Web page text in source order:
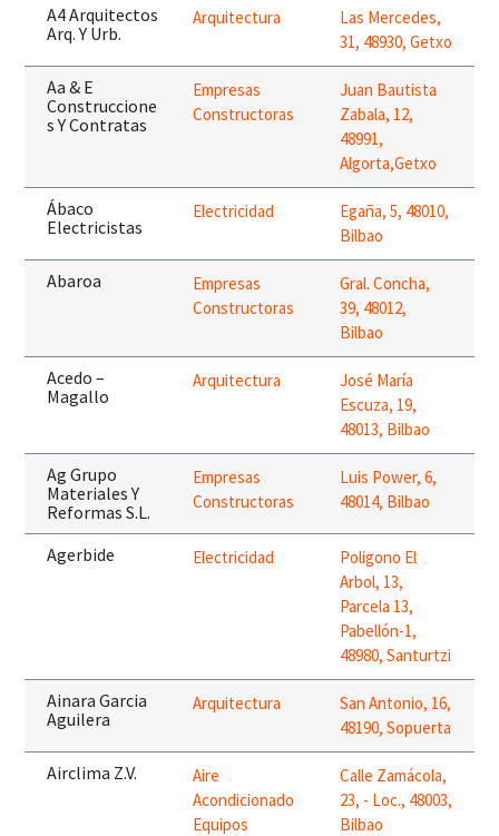
A4 Arquitectos
Arq. Y Urb.
Arquitectura
Las Mercedes,
31, 48930, Getxo
Aa & E
Construccione
s Y Contratas
Empresas
Constructoras
Juan Bautista
Zabala, 12,
48991,
Algorta,Getxo
Ábaco
Electricistas
Electricidad
Egaña, 5, 48010,
Bilbao
Abaroa
Empresas
Constructoras
Gral. Concha,
39, 48012,
Bilbao
Acedo –
Magallo
Arquitectura
José María
Escuza, 19,
48013, Bilbao
Ag Grupo
Materiales Y
Reformas S.L.
Empresas
Constructoras
Luis Power, 6,
48014, Bilbao
Agerbide Electricidad
Poligono El
Arbol, 13,
Parcela 13,
Pabellón-1,
48980, Santurtzi
Ainara Garcia
Aguilera
Arquitectura
San Antonio, 16,
48190, Sopuerta
Airclima Z.V.
Aire
Acondicionado
Equipos
Calle Zamácola,
23, - Loc., 48003,
Bilbao